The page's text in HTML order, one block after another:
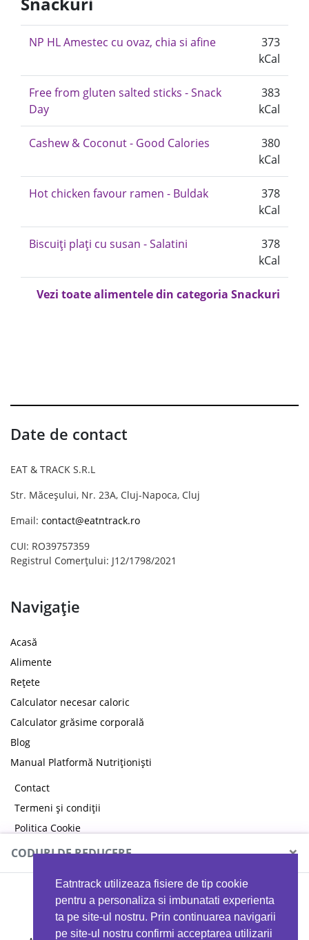
Eatntrack utilizeaza fisiere de tip cookie
pentru a personaliza si imbunatati experienta
ta pe site-ul nostru. Prin continuarea navigarii
pe site-ul nostru confirmi acceptarea utilizarii
NP HL Amestec cu ovaz, chia si afine
373
kCal
Free from gluten salted sticks - Snack
Day
383
kCal
Cashew & Coconut - Good Calories
380
kCal
Hot chicken favour ramen - Buldak
378
kCal
Biscuiți plați cu susan - Salatini
378
kCal
Vezi toate alimentele din categoria Snackuri
Date de contact
EAT & TRACK S.R.L
Str. Măceșului, Nr. 23A, Cluj-Napoca, Cluj
Email: contact@eatntrack.ro
CUI: RO39757359
Registrul Comerțului: J12/1798/2021
Navigație
Acasă
Alimente
Rețete
Calculator necesar caloric
Calculator grăsime corporală
Blog
Manual Platformă Nutriționiști
Contact
Termeni și condiții
Politica Cookie
Politica de confidențialitate
CODURI DE REDUCERE ×
MYPROTEIN